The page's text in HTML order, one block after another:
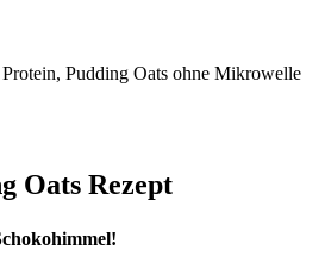
Oats Rezept